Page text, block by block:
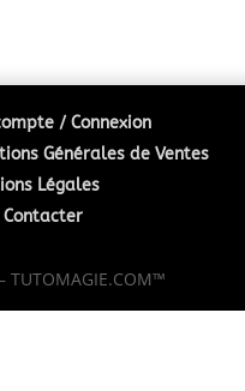
/ Connexion
Générales de Ventes
Légales
Contacter
TUTOMAGIE.COM™